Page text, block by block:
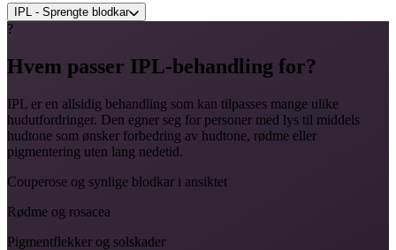
IPL - Sprengte blodkar
Behandlingsmetode
1 punkt
1 000 kr
Nese
1 500 kr
Hele ansikt
3 500 kr
?
Hvem passer IPL-behandling for?
IPL er en allsidig behandling som kan tilpasses mange ulike
hudutfordringer. Den egner seg for personer med lys til middels
hudtone som ønsker forbedring av hudtone, rødme eller
pigmentering uten lang nedetid.
Couperose og synlige blodkar i ansiktet
Rødme og rosacea
Pigmentflekker og solskader